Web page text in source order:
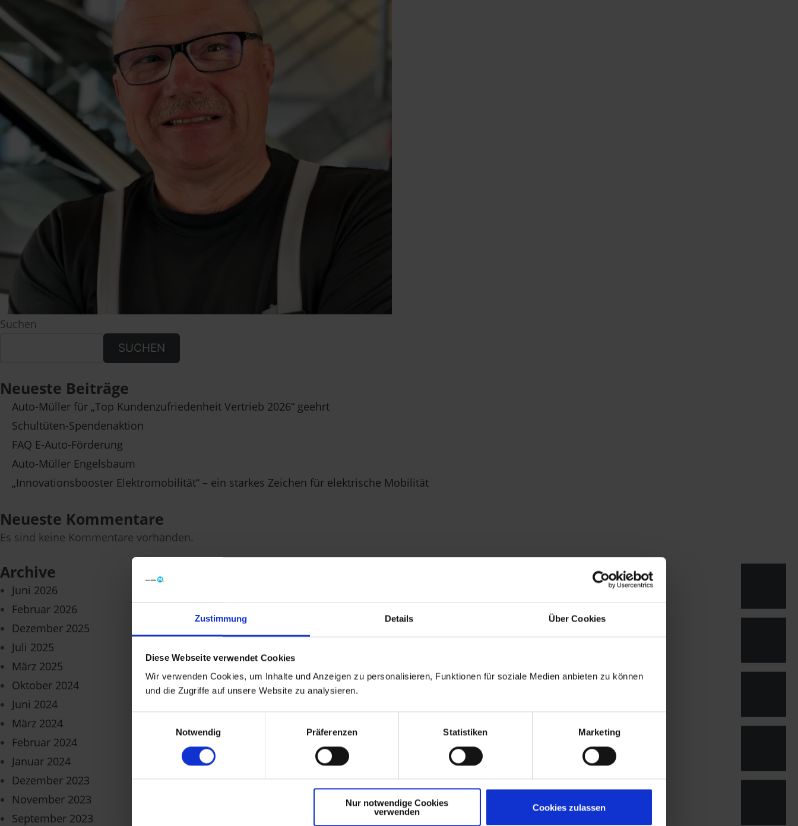
Zustimmung Details Über Cookies
Diese Webseite verwendet Cookies
Wir verwenden Cookies, um Inhalte und Anzeigen zu personalisieren, Funktionen für soziale Medien anbieten zu können
und die Zugriffe auf unsere Website zu analysieren.
Notwendig
Präferenzen Statistiken Marketing
Nur notwendige Cookies
verwenden
Cookies zulassen
Suchen
SUCHEN
Neueste Beiträge
Auto-Müller für „Top Kundenzufriedenheit Vertrieb 2026“ geehrt
Schultüten-Spendenaktion
FAQ E-Auto-Förderung
Auto-Müller Engelsbaum
„Innovationsbooster Elektromobilität“ – ein starkes Zeichen für elektrische Mobilität
Neueste Kommentare
Es sind keine Kommentare vorhanden.
Archive
Juni 2026
Februar 2026
Dezember 2025
Juli 2025
März 2025
Oktober 2024
Juni 2024
März 2024
Februar 2024
Januar 2024
Dezember 2023
November 2023
September 2023